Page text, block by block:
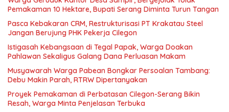
Pemakaman 10 Hektare, Bupati Serang Diminta Turun Tangan
Pasca Kebakaran CRM, Restrukturisasi PT Krakatau Steel
Jangan Berujung PHK Pekerja Cilegon
Istigasah Kebangsaan di Tegal Papak, Warga Doakan
Pahlawan Sekaligus Galang Dana Perluasan Makam
Musyawarah Warga Pabean Bongkar Persoalan Tambang:
Debu Makin Parah, RTRW Dipertanyakan
Proyek Pemakaman di Perbatasan Cilegon-Serang Bikin
Resah, Warga Minta Penjelasan Terbuka